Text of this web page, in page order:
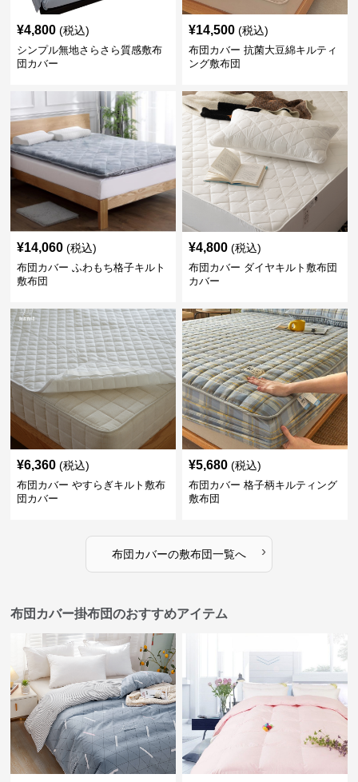
¥4,800 (税込)
シンプル無地さらさら質感敷布
団カバー
¥14,500 (税込)
布団カバー 抗菌大豆綿キルティ
ング敷布団
¥14,060 (税込)
布団カバー ふわもち格子キルト
敷布団
¥4,800 (税込)
布団カバー ダイヤキルト敷布団
カバー
¥6,360 (税込)
布団カバー やすらぎキルト敷布
団カバー
¥5,680 (税込)
布団カバー 格子柄キルティング
敷布団
布団カバーの敷布団一覧へ ›
布団カバー掛布団のおすすめアイテム